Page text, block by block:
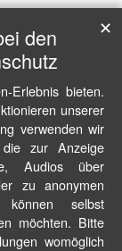
den
Erlebnis bieten.
unserer
verwenden wir
zur Anzeige
Audios über
zu anonymen
können selbst
möchten. Bitte
womöglich
✕